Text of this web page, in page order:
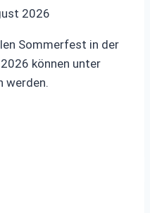
2026
Sommerfest in der
können unter
werden.